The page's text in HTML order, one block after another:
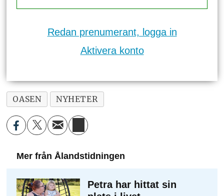
Redan prenumerant, logga in
Aktivera konto
OASEN NYHETER